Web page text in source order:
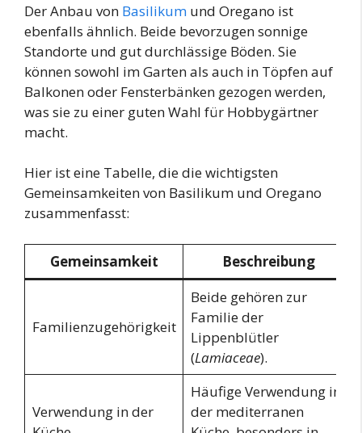
Der Anbau von Basilikum und Oregano ist
ebenfalls ähnlich. Beide bevorzugen sonnige
Standorte und gut durchlässige Böden. Sie
können sowohl im Garten als auch in Töpfen auf
Balkonen oder Fensterbänken gezogen werden,
was sie zu einer guten Wahl für Hobbygärtner
macht.
Hier ist eine Tabelle, die die wichtigsten
Gemeinsamkeiten von Basilikum und Oregano
zusammenfasst:
Gemeinsamkeit Beschreibung
Familienzugehörigkeit
Beide gehören zur
Familie der
Lippenblütler
(Lamiaceae).
Verwendung in der
Häufige Verwendung in
der mediterranen